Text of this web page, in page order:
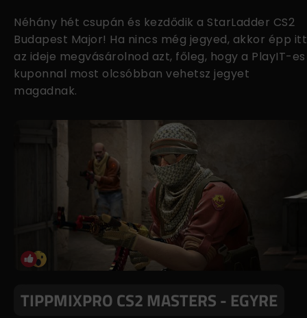
Néhány hét csupán és kezdődik a StarLadder CS2
Budapest Major! Ha nincs még jegyed, akkor épp itt
az ideje megvásárolnod azt, főleg, hogy a PlayIT-es
kuponnal most olcsóbban vehetsz jegyet
magadnak.
TIPPMIXPRO CS2 MASTERS - EGYRE